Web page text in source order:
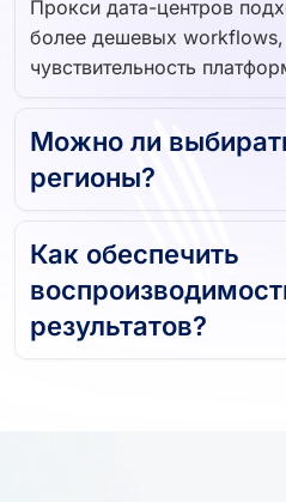
Прокси дата-центров
более дешевых workflows,
чувствительность
Можно ли
регионы?
Как обеспечить
результатов?